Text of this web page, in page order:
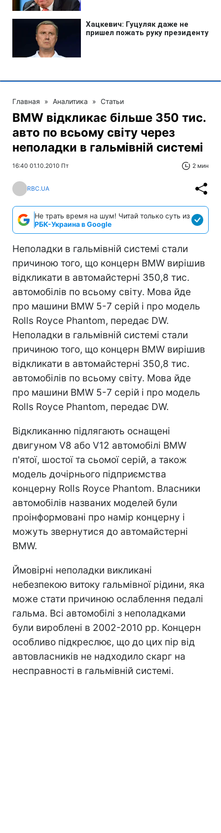
Главная » Аналитика » Статьи
BMW відкликає більше 350 тис.
авто по всьому світу через
неполадки в гальмівній системі
16:40 01.10.2010 Пт 2 мин
RBC.UA
Не трать время на шум! Читай только суть из
РБК-Украина в Google
Неполадки в гальмівній системі стали
причиною того, що концерн BMW вирішив
відкликати в автомайстерні 350,8 тис.
автомобілів по всьому світу. Мова йде
про машини BMW 5-7 серій і про модель
Rolls Royce Phantom, передає DW.
Неполадки в гальмівній системі стали
причиною того, що концерн BMW вирішив
відкликати в автомайстерні 350,8 тис.
автомобілів по всьому світу. Мова йде
про машини BMW 5-7 серій і про модель
Rolls Royce Phantom, передає DW.
Відкликанню підлягають оснащені
двигуном V8 або V12 автомобілі BMW
п'ятої, шостої та сьомої серій, а також
модель дочірнього підприємства
концерну Rolls Royce Phantom. Власники
автомобілів названих моделей були
проінформовані про намір концерну і
можуть звернутися до автомайстерні
BMW.
Ймовірні неполадки викликані
небезпекою витоку гальмівної рідини, яка
може стати причиною ослаблення педалі
гальма. Всі автомобілі з неполадками
були вироблені в 2002-2010 рр. Концерн
особливо підкреслює, що до цих пір від
автовласників не надходило скарг на
несправності в гальмівній системі.